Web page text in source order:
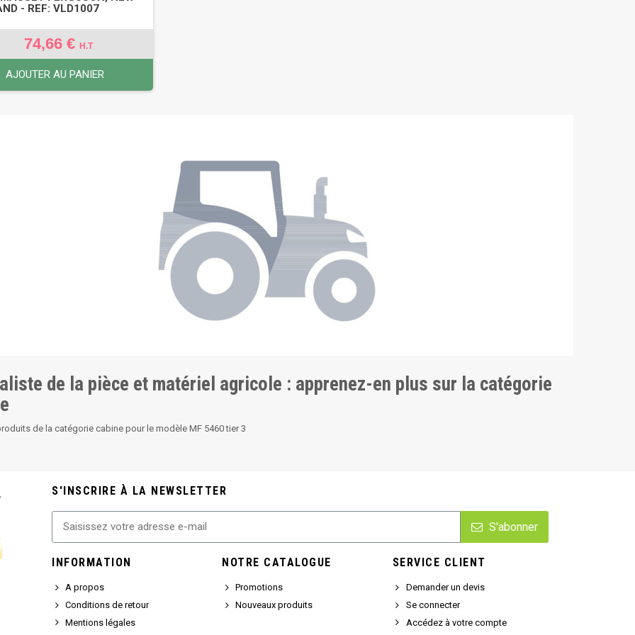
- REF: VLD1007
74,66 € H.T
AJOUTER AU PANIER
de la pièce et matériel agricole : apprenez-en plus sur la catégorie
de la catégorie cabine pour le modèle MF 5460 tier 3
S'INSCRIRE À LA NEWSLETTER
S'abonner
INFORMATION
A propos
Conditions de retour
Mentions légales
NOTRE CATALOGUE
Promotions
Nouveaux produits
SERVICE CLIENT
Demander un devis
Se connecter
Accédez à votre compte